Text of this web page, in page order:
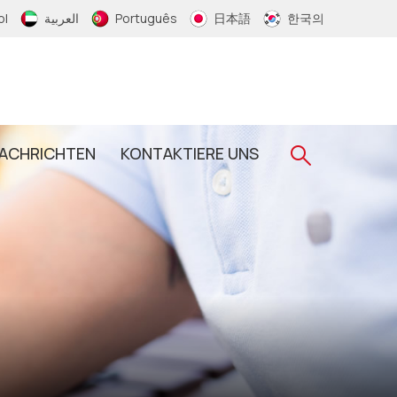
العربية Português 日本語 한국의
KONTAKTIERE UNS